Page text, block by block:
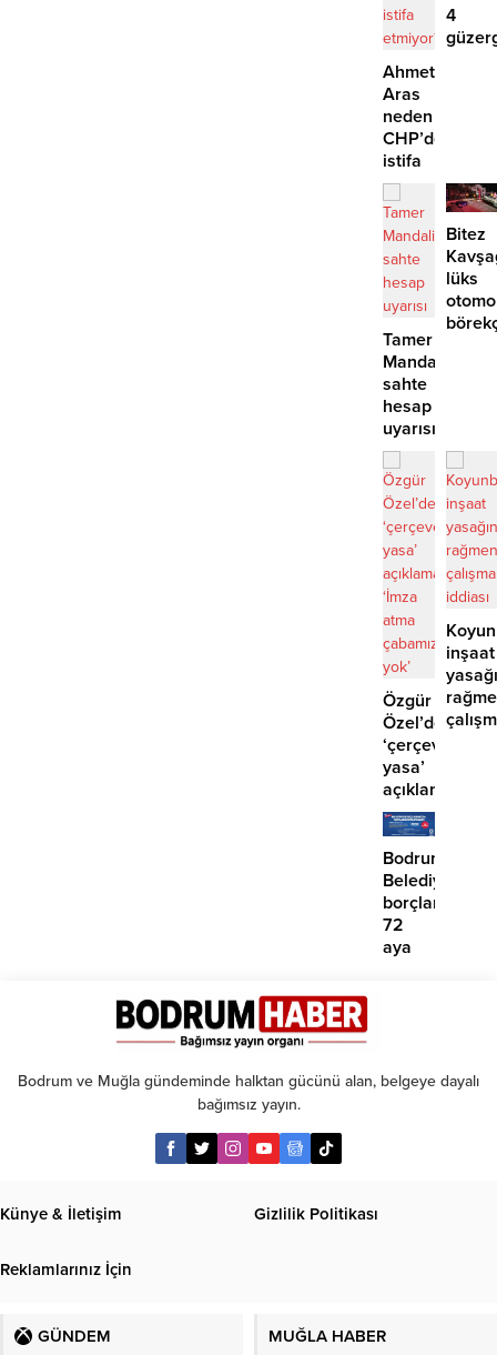
Ahmet
Aras
neden
CHP’den
istifa
etmiyor?
4
Tamer
sahte
hesap
uyarısı
Bitez
lüks
Özgür
Özel’den
‘çerçeve
yasa’
açıklaması:
‘İmza
atma
çabamız
yok’
inşaat
Bodrum
borçlara
72
aya
Bodrum ve Muğla gündeminde halktan gücünü alan, belgeye dayalı
bağımsız yayın.
Künye & İletişim Gizlilik Politikası
Reklamlarınız İçin
GÜNDEM MUĞLA HABER